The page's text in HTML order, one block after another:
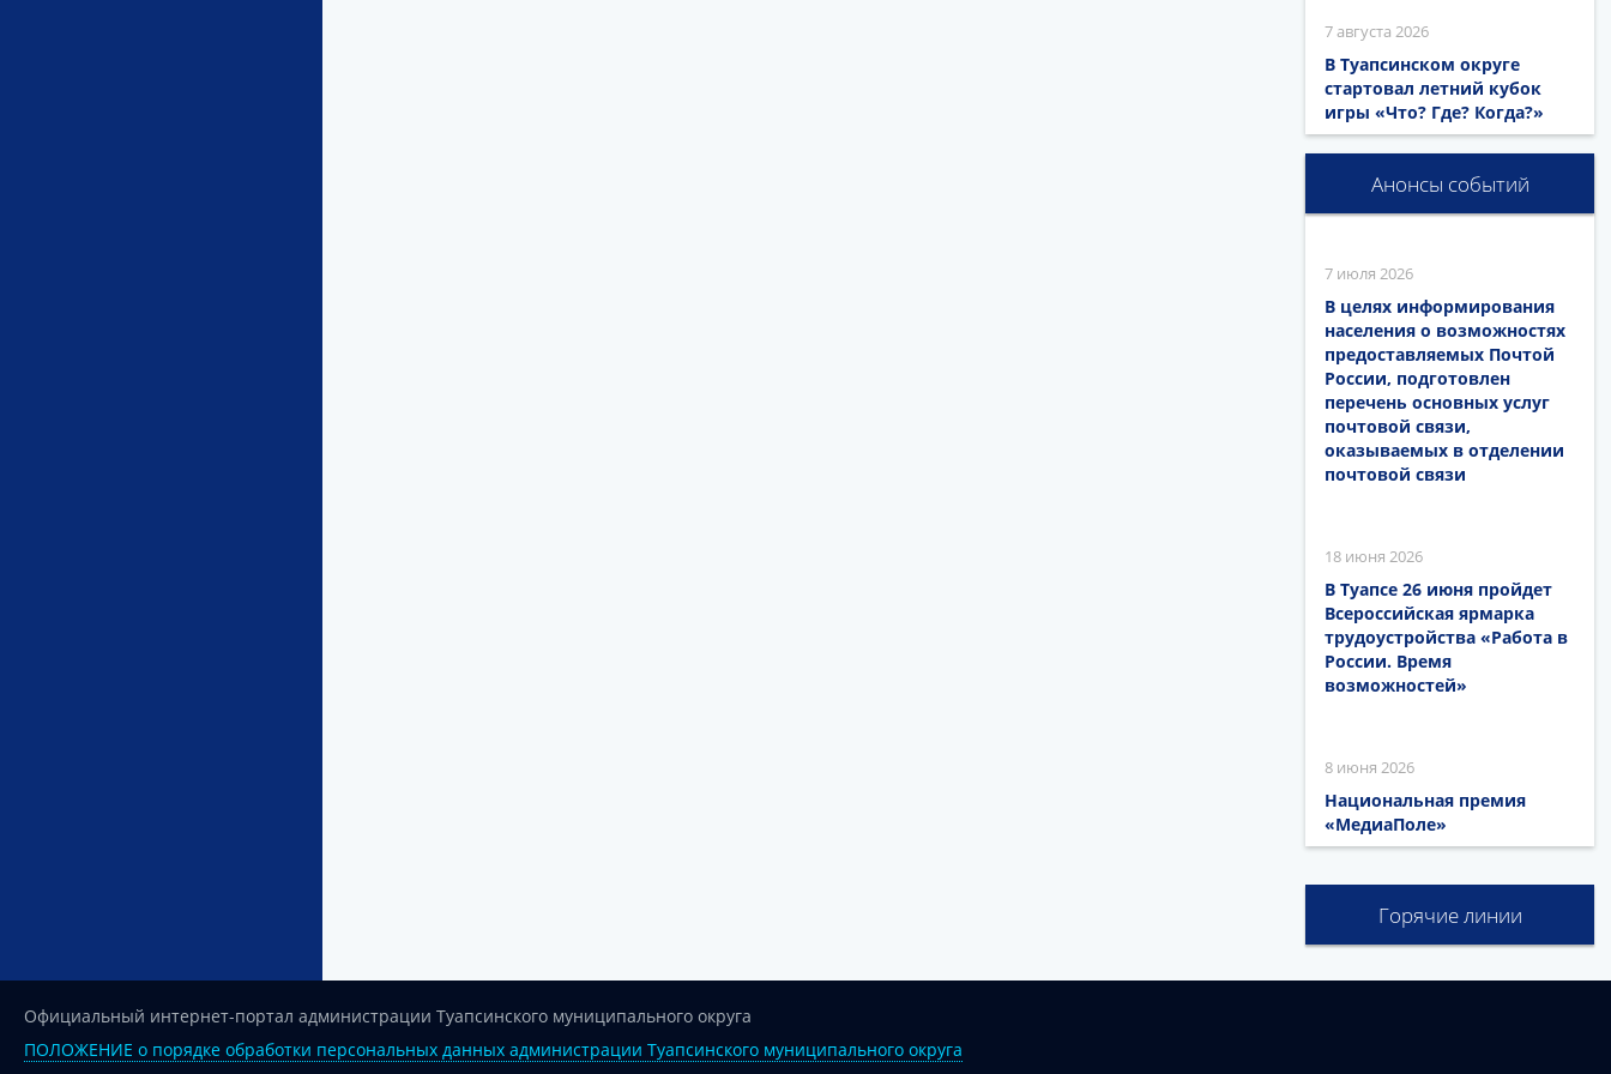
7 августа 2026
В Туапсинском округе
стартовал летний кубок
игры «Что? Где? Когда?»
Анонсы событий
7 июля 2026
В целях информирования
населения о возможностях
предоставляемых Почтой
России, подготовлен
перечень основных услуг
почтовой связи,
оказываемых в отделении
почтовой связи
18 июня 2026
В Туапсе 26 июня пройдет
Всероссийская ярмарка
трудоустройства «Работа в
России. Время
возможностей»
8 июня 2026
Национальная премия
«МедиаПоле»
Горячие линии
Официальный интернет-портал администрации Туапсинского муниципального округа
ПОЛОЖЕНИЕ о порядке обработки персональных данных администрации Туапсинского муниципального округа